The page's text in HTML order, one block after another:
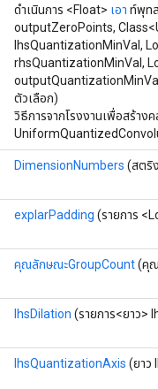
ดำเนินการ <Float> เอา ท์พุท
outputZeroPoints,
lhsQuantizationMinVal,
rhsQuantizationMinVal,
ตัวเลือก)
วิธีการจากโรงงานเพื่อสร้าง
DimensionNumbers (สตริ
explarPadding (รายการ
คุณลักษณะGroupCount(คุ
lhsDilation (รายการ<ยาว>
lhsQuantizationAxis (ยาว